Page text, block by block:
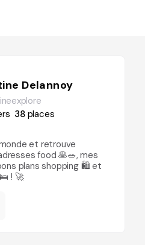
Delannoy
38 places
et retrouve
food 🥞🥗, mes
plans shopping 🛍 et
! 🚀